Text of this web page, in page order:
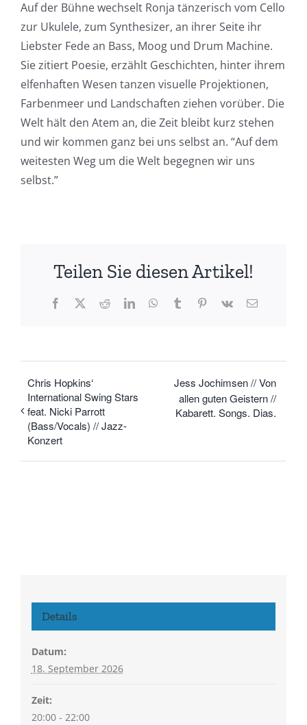
Auf der Bühne wechselt Ronja tänzerisch vom Cello
zur Ukulele, zum Synthesizer, an ihrer Seite ihr
Liebster Fede an Bass, Moog und Drum Machine.
Sie zitiert Poesie, erzählt Geschichten, hinter ihrem
elfenhaften Wesen tanzen visuelle Projektionen,
Farbenmeer und Landschaften ziehen vorüber. Die
Welt hält den Atem an, die Zeit bleibt kurz stehen
und wir kommen ganz bei uns selbst an. “Auf dem
weitesten Weg um die Welt begegnen wir uns
selbst.”
Teilen Sie diesen Artikel!
Facebook
X RedditLinkedInWhatsApp
TumblrPinterest
Vk
E-
Chris Hopkins‘
International Swing Stars
feat. Nicki Parrott
(Bass/Vocals) // Jazz-
Konzert
Jess Jochimsen // Von
allen guten Geistern //
Kabarett. Songs. Dias.
Details
Datum:
18. September 2026
Zeit:
20:00 - 22:00